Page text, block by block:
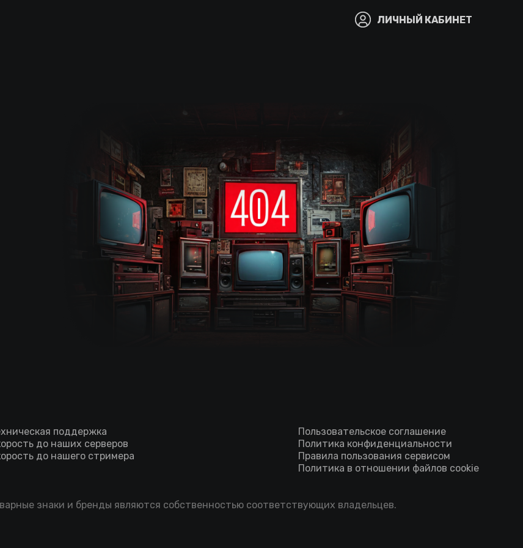
ЛИЧНЫЙ КАБИНЕТ
поддержка
до наших серверов
до нашего стримера
Пользовательское соглашение
Политика конфиденциальности
Правила пользования сервисом
Политика в отношении файлов cookie
знаки и бренды являются собственностью соответствующих владельцев.